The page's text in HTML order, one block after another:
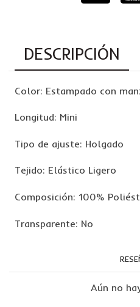
DESCRIPCIÓN
Color: Estampado con
Longitud: Mini
Tipo de ajuste: Holgado
Tejido: Elástico Ligero
Composición: 100%
Transparente: No
Aún no